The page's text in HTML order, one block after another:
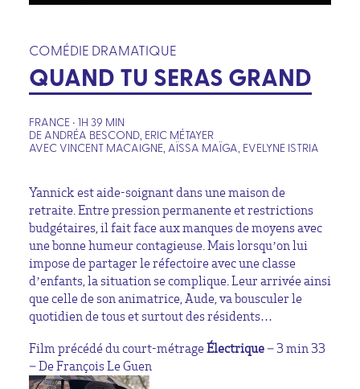
COMÉDIE DRAMATIQUE
QUAND TU SERAS GRAND
FRANCE • 1H 39 MIN
DE ANDRÉA BESCOND, ERIC MÉTAYER
AVEC VINCENT MACAIGNE, AÏSSA MAÏGA, EVELYNE ISTRIA
Yannick est aide-soignant dans une maison de
retraite. Entre pression permanente et restrictions
budgétaires, il fait face aux manques de moyens avec
une bonne humeur contagieuse. Mais lorsqu’on lui
impose de partager le réfectoire avec une classe
d’enfants, la situation se complique. Leur arrivée ainsi
que celle de son animatrice, Aude, va bousculer le
quotidien de tous et surtout des résidents…
Film précédé du court-métrage Électrique – 3 min 33
– De François Le Guen